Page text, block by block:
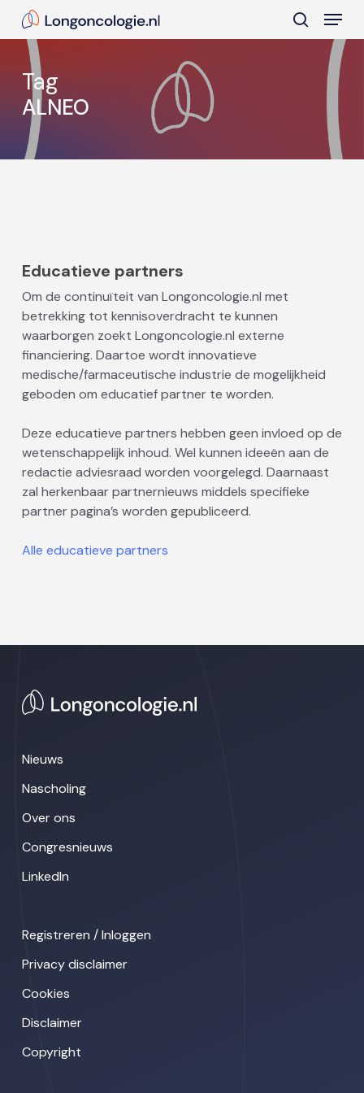
content
search
Menu
Tag
ALNEO
Educatieve partners
Om de continuïteit van Longoncologie.nl met
betrekking tot kennisoverdracht te kunnen
waarborgen zoekt Longoncologie.nl externe
financiering. Daartoe wordt innovatieve
medische/farmaceutische industrie de mogelijkheid
geboden om educatief partner te worden.
Deze educatieve partners hebben geen invloed op de
wetenschappelijk inhoud. Wel kunnen ideeën aan de
redactie adviesraad worden voorgelegd. Daarnaast
zal herkenbaar partnernieuws middels specifieke
partner pagina’s worden gepubliceerd.
Alle educatieve partners
Nieuws
Nascholing
Over ons
Congresnieuws
LinkedIn
Registreren / Inloggen
Privacy disclaimer
Cookies
Disclaimer
Copyright
Close
Menu